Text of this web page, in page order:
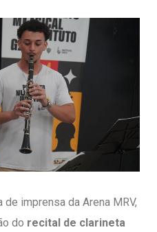
imprensa da Arena MRV,
do recital de clarineta